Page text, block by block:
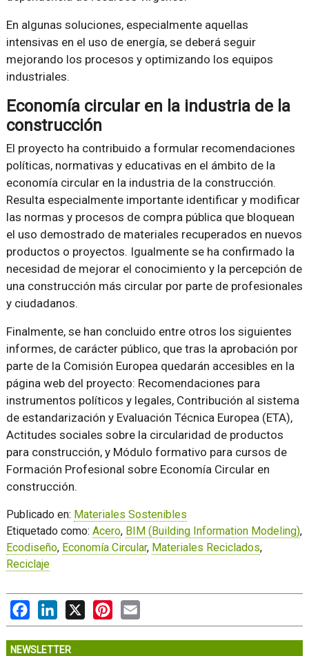
En algunas soluciones, especialmente aquellas
intensivas en el uso de energía, se deberá seguir
mejorando los procesos y optimizando los equipos
industriales.
Economía circular en la industria de la
construcción
El proyecto ha contribuido a formular recomendaciones
políticas, normativas y educativas en el ámbito de la
economía circular en la industria de la construcción.
Resulta especialmente importante identificar y modificar
las normas y procesos de compra pública que bloquean
el uso demostrado de materiales recuperados en nuevos
productos o proyectos. Igualmente se ha confirmado la
necesidad de mejorar el conocimiento y la percepción de
una construcción más circular por parte de profesionales
y ciudadanos.
Finalmente, se han concluido entre otros los siguientes
informes, de carácter público, que tras la aprobación por
parte de la Comisión Europea quedarán accesibles en la
página web del proyecto: Recomendaciones para
instrumentos políticos y legales, Contribución al sistema
de estandarización y Evaluación Técnica Europea (ETA),
Actitudes sociales sobre la circularidad de productos
para construcción, y Módulo formativo para cursos de
Formación Profesional sobre Economía Circular en
construcción.
Publicado en: Materiales Sostenibles
Etiquetado como: Acero, BIM (Building Information Modeling),
Ecodiseño, Economía Circular, Materiales Reciclados,
Reciclaje
FacebookLinkedIn
X PinterestEmail
NEWSLETTER